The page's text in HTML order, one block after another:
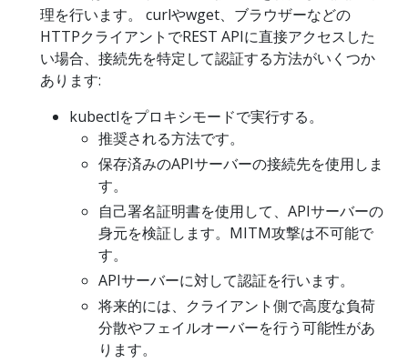
理を行います。 curlやwget、ブラウザーなどの
HTTPクライアントでREST APIに直接アクセスした
い場合、接続先を特定して認証する方法がいくつか
あります:
kubectlをプロキシモードで実行する。
推奨される方法です。
保存済みのAPIサーバーの接続先を使用しま
す。
自己署名証明書を使用して、APIサーバーの
身元を検証します。MITM攻撃は不可能で
す。
APIサーバーに対して認証を行います。
将来的には、クライアント側で高度な負荷
分散やフェイルオーバーを行う可能性があ
ります。